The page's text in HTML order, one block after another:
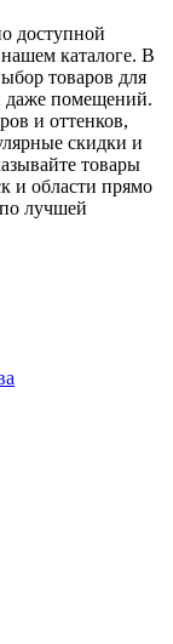
доступной
каталоге. В
товаров для
даже помещений.
и оттенков,
скидки и
товары
и области прямо
лучшей